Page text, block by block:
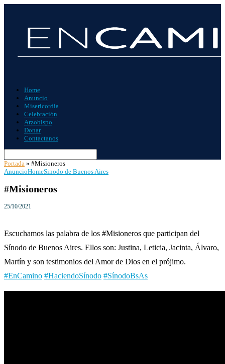
Home
Anuncio
Misericordia
Celebración
Arzobispo
Donar
Contactanos
Portada » #Misioneros
AnuncioHomeSinodo de Buenos Aires
#Misioneros
25/10/2021
Escuchamos las palabra de los #Misioneros que participan del
Sínodo de Buenos Aires. Ellos son: Justina, Leticia, Jacinta, Álvaro,
Martín y son testimonios del Amor de Dios en el prójimo.
#EnCamino #HaciendoSínodo #SínodoBsAs